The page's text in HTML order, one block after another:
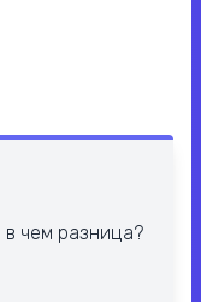
чем разница?